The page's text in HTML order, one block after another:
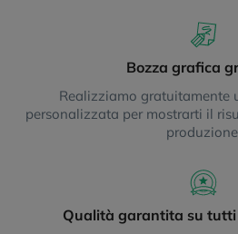
Bozza grafica
Realizziamo gratuitamente
personalizzata per mostrarti il
Qualità garantita su